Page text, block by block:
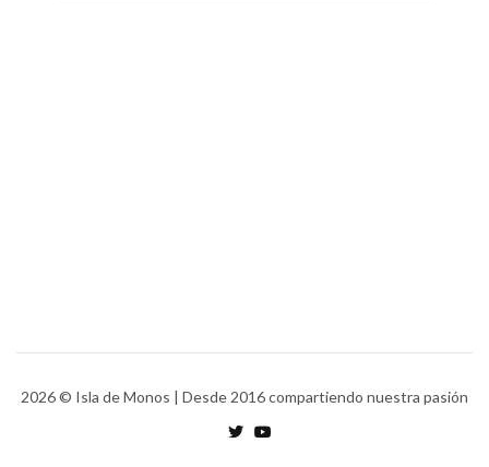
2026© Isla de Monos | Desde 2016 compartiendo nuestra pasión